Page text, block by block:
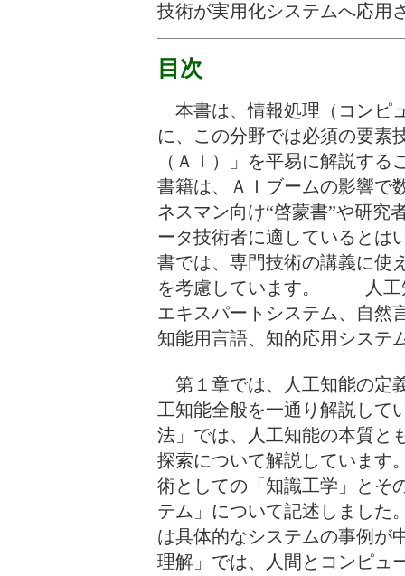
技術が実用化システムへ応用
目次
本書は、情報処理（コンピ
に、この分野では必須の要素
（ＡＩ）」を平易に解説す
書籍は、ＡＩブームの影響で
ネスマン向け“啓蒙書”や研究
ータ技術者に適しているとは
書では、専門技術の講義に使
を考慮しています。 人工
エキスパートシステム、自然
知能用言語、知的応用システ
第１章では、人工知能の定
工知能全般を一通り解説して
法」では、人工知能の本質と
探索について解説しています
術としての「知識工学」とそ
テム」について記述しました
は具体的なシステムの事例が
理解」では、人間とコンピュ